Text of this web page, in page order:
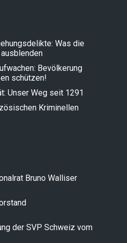
Was die
Bevölkerung
schützen!
Unser Weg seit 1291
Kriminellen
Bruno Walliser
der SVP Schweiz vom